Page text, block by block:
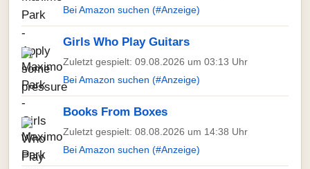
Bei Amazon suchen (#Anzeige)
Girls Who Play Guitars
Zuletzt gespielt: 09.08.2026 um 03:13 Uhr
Bei Amazon suchen (#Anzeige)
Books From Boxes
Zuletzt gespielt: 08.08.2026 um 14:38 Uhr
Bei Amazon suchen (#Anzeige)